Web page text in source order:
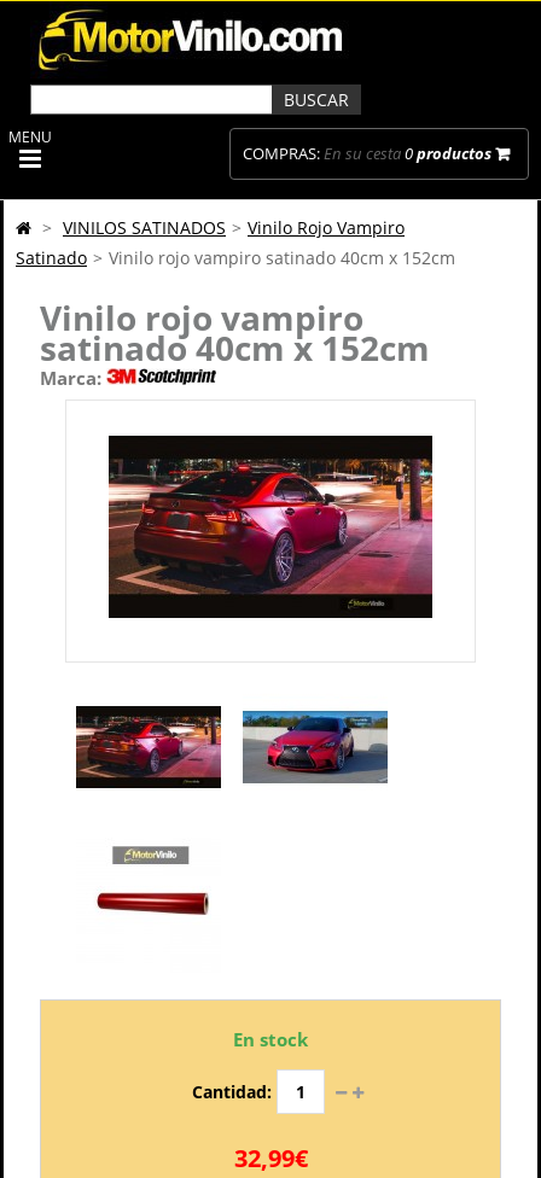
COMPRAS:En su cesta0productos
MENU
> VINILOS SATINADOS > Vinilo Rojo Vampiro
Satinado > Vinilo rojo vampiro satinado 40cm x 152cm
Vinilo rojo vampiro
satinado 40cm x 152cm
Marca:
En stock
Cantidad:
32,99€